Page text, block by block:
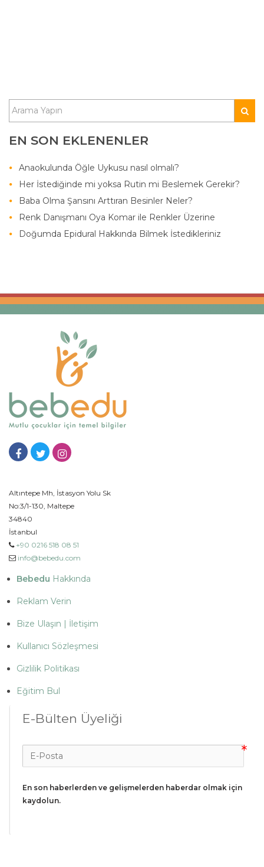
EN SON EKLENENLER
Anaokulunda Öğle Uykusu nasıl olmalı?
Her İstediğinde mi yoksa Rutin mi Beslemek Gerekir?
Baba Olma Şansını Arttıran Besinler Neler?
Renk Danışmanı Oya Komar ile Renkler Üzerine
Doğumda Epidural Hakkında Bilmek İstedikleriniz
Altıntepe Mh, İstasyon Yolu Sk
No:3/1-130, Maltepe
34840
İstanbul
+90 0216 518 08 51
info@bebedu.com
Bebedu Hakkında
Reklam Verin
Bize Ulaşın | İletişim
Kullanıcı Sözleşmesi
Gizlilik Politikası
Eğitim Bul
E-Bülten Üyeliği
En son haberlerden ve gelişmelerden haberdar olmak için
kaydolun.